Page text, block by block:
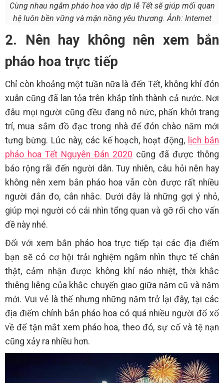
Cùng nhau ngắm pháo hoa vào dịp lễ Tết sẽ giúp mối quan
hệ luôn bền vững và mặn nồng yêu thương. Ảnh: Internet
2. Nên hay không nên xem bắn
pháo hoa trực tiếp
Chỉ còn khoảng một tuần nữa là đến Tết, không khí đón
xuân cũng đã lan tỏa trên khắp tỉnh thành cả nước. Nơi
đâu mọi người cũng đều đang nô nức, phấn khởi trang
trí, mua sắm đồ đạc trong nhà để đón chào năm mới
tưng bừng. Lúc này, các kế hoạch, hoạt động, lịch bắn
pháo hoa Tết Nguyên Đán 2020 cũng đã được thông
báo rộng rãi đến người dân. Tuy nhiên, câu hỏi nên hay
không nên xem bắn pháo hoa vẫn còn được rất nhiều
người đắn đo, cân nhắc. Dưới đây là những gợi ý nhỏ,
giúp mọi người có cái nhìn tổng quan và gỡ rối cho vấn
đề này nhé.
Đối với xem bắn pháo hoa trực tiếp tại các địa điểm
bạn sẽ có cơ hội trải nghiệm ngắm nhìn thực tế chân
thật, cảm nhận được không khí náo nhiệt, thời khắc
thiêng liêng của khắc chuyển giao giữa năm cũ và năm
mới. Vui vẻ là thế nhưng những năm trở lại đây, tại các
địa điểm chính bắn pháo hoa có quá nhiều người đổ xổ
về để tận mắt xem pháo hoa, theo đó, sự cố và tệ nạn
cũng xảy ra nhiều hơn.